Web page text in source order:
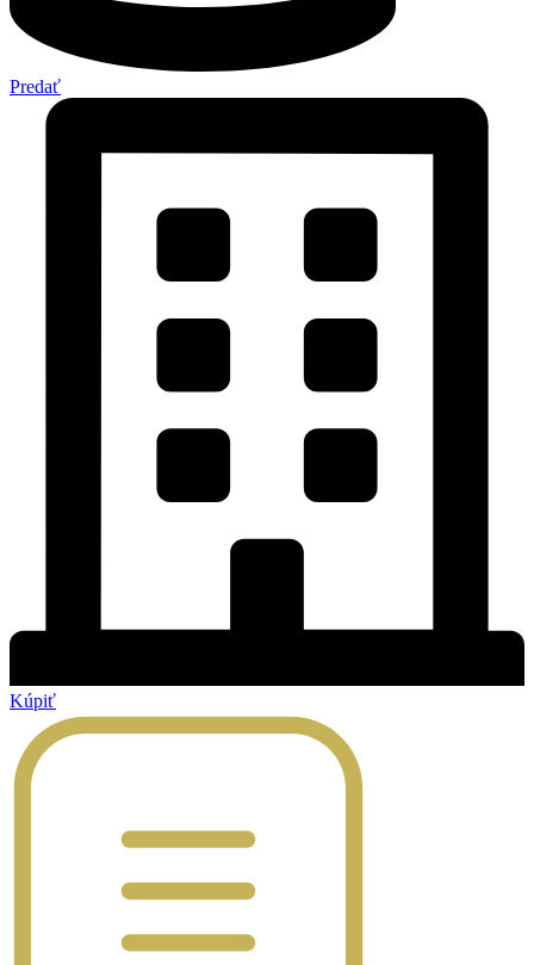
Predať
Kúpiť